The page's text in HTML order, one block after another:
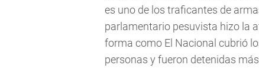
es uno de los traficantes de
parlamentario pesuvista hizo la
forma como El Nacional cubrió
personas y fueron detenidas